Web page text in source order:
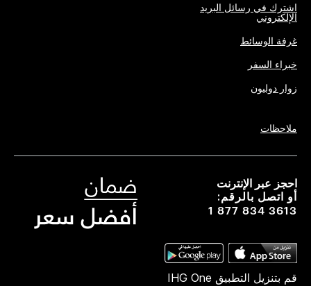
اشترك في رسائل البريد
الإلكتروني
غرفة الوسائط
خبراء السفر
زوار دوليون
ملاحظات
احجز عبر الإنترنت
أو اتصل بالرقم:
1 877 834 3613
قم بتنزيل التطبيق IHG One